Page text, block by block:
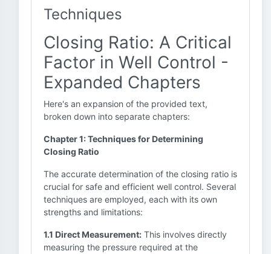
Techniques
Closing Ratio: A Critical
Factor in Well Control -
Expanded Chapters
Here's an expansion of the provided text,
broken down into separate chapters:
Chapter 1: Techniques for Determining
Closing Ratio
The accurate determination of the closing ratio is
crucial for safe and efficient well control. Several
techniques are employed, each with its own
strengths and limitations:
1.1 Direct Measurement: This involves directly
measuring the pressure required at the